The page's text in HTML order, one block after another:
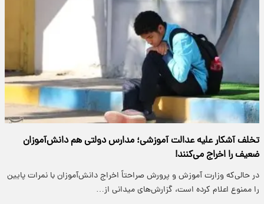
تخلف آشکار علیه عدالت آموزشی؛ مدارس دولتی هم دانش‌آموزان
ضعیف را اخراج می‌کنند!
در حالی‌که وزارت آموزش و پرورش صراحتاً اخراج دانش‌آموزان با نمرات پایین
را ممنوع اعلام کرده است، گزارش‌های میدانی از…